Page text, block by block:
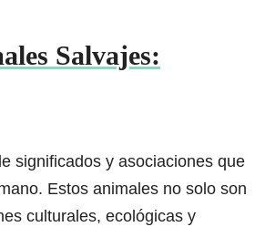
Salvajes:
significados y asociaciones que
Estos animales no solo son
culturales, ecológicas y